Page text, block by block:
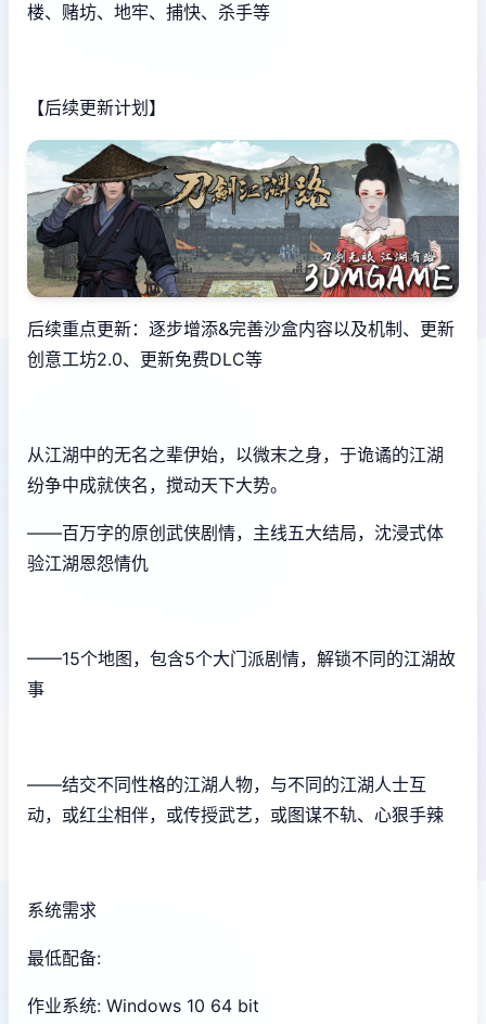
楼、赌坊、地牢、捕快、杀手等
【后续更新计划】
后续重点更新：逐步增添&完善沙盒内容以及机制、更新
创意工坊2.0、更新免费DLC等
从江湖中的无名之辈伊始，以微末之身，于诡谲的江湖
纷争中成就侠名，搅动天下大势。
——百万字的原创武侠剧情，主线五大结局，沈浸式体
验江湖恩怨情仇
——15个地图，包含5个大门派剧情，解锁不同的江湖故
事
——结交不同性格的江湖人物，与不同的江湖人士互
动，或红尘相伴，或传授武艺，或图谋不轨、心狠手辣
系统需求
最低配备:
作业系统: Windows 10 64 bit